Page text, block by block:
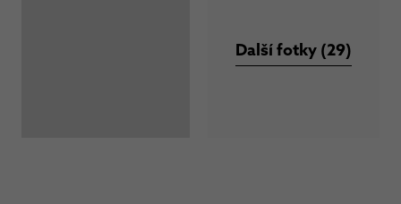
Další fotky (29)